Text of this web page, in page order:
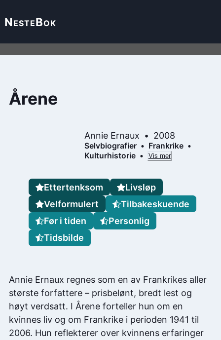
NesteBok
Årene
Annie Ernaux 2008
Selvbiografier
Frankrike
Kulturhistorie
Vis mer
Annie Ernaux regnes som en av Frankrikes aller
største forfattere – prisbelønt, bredt lest og
høyt verdsatt. I Årene forteller hun om en
kvinnes liv og om Frankrike i perioden 1941 til
2006. Hun reflekterer over kvinnens erfaringer
Ettertenksom
Livsløp
Velformulert
Tilbakeskuende
Før i tiden
Personlig
Tidsbilde